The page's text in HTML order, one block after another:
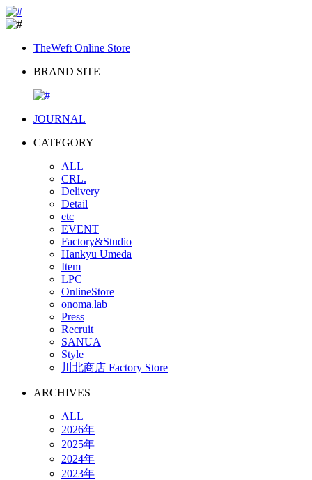
TheWeft Online Store
BRAND SITE
JOURNAL
CATEGORY
ALL
CRL.
Delivery
Detail
etc
EVENT
Factory&Studio
Hankyu Umeda
Item
LPC
OnlineStore
onoma.lab
Press
Recruit
SANUA
Style
川北商店 Factory Store
ARCHIVES
ALL
2026年
2025年
2024年
2023年